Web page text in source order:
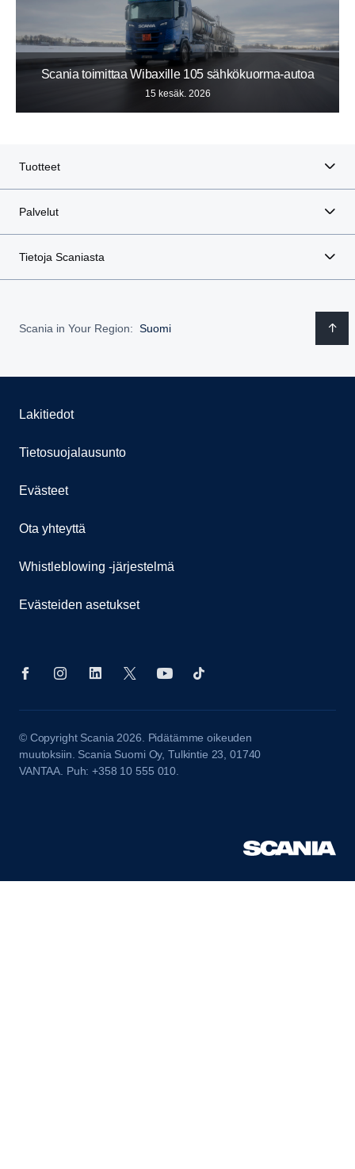
Scania toimittaa Wibaxille 105 sähkökuorma-autoa
15 kesäk. 2026
Tuotteet
Palvelut
Tietoja Scaniasta
Scania in Your Region: Suomi
Lakitiedot
Tietosuojalausunto
Evästeet
Ota yhteyttä
Whistleblowing -järjestelmä
Evästeiden asetukset
© Copyright Scania 2026. Pidätämme oikeuden
muutoksiin. Scania Suomi Oy, Tulkintie 23, 01740
VANTAA. Puh: +358 10 555 010.